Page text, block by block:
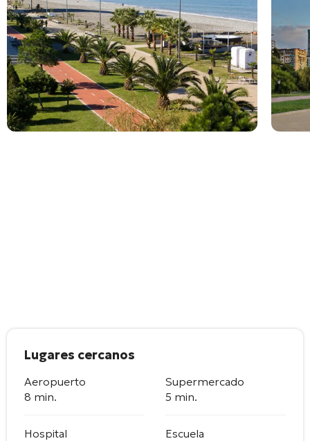
Lugares cercanos
Aeropuerto
8 min.
Supermercado
5 min.
Hospital
Escuela